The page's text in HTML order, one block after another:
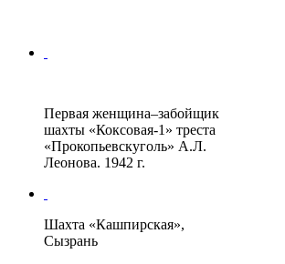
Первая женщина–забойщик
шахты «Коксовая-1» треста
«Прокопьевскуголь» А.Л.
Леонова. 1942 г.
Шахта «Кашпирская»,
Сызрань